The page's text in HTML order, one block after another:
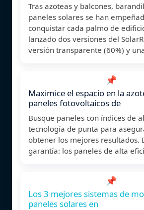
Tras azoteas y balcones,
paneles solares se han
conquistar cada palmo de
lanzado dos versiones del
versión transparente (60%) y
📌
Maximice el espacio en la
paneles fotovoltaicos de
Busque paneles con índices de
tecnología de punta para
obtener los mejores resultados.
garantía: los paneles de alta
📌
Los 3 mejores sistemas de
paneles solares en